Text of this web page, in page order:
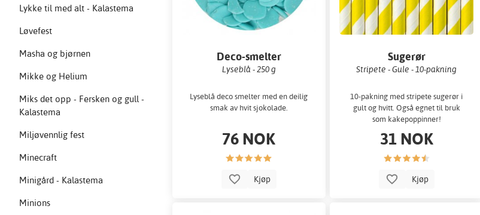
Lykke til med alt - Kalastema
Løvefest
Masha og bjørnen
Mikke og Helium
Miks det opp - Fersken og gull -
Kalastema
Miljøvennlig fest
Minecraft
Minigård - Kalastema
Minions
Deco-smelter
Lyseblå - 250 g
Lyseblå deco smelter med en deilig
smak av hvit sjokolade.
76 NOK
Kjøp
Sugerør
Stripete - Gule - 10-pakning
10-pakning med stripete sugerør i
gult og hvitt. Også egnet til bruk
som kakepoppinner!
31 NOK
Kjøp